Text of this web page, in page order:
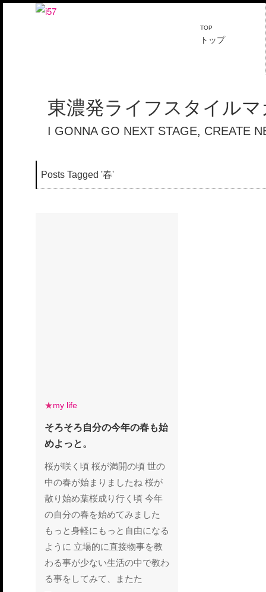
TOP
トップ
東濃発ライフスタイル
I GONNA GO NEXT STAGE, CREATE
Posts Tagged '春'
★my life
そろそろ自分の今年の春も始
めよっと。
桜が咲く頃 桜が満開の頃 世の
中の春が始まりましたね 桜が
散り始め葉桜成り行く頃 今年
の自分の春を始めてみました
もっと身軽にもっと自由になる
ように 立場的に直接物事を教
わる事が少ない生活の中で教わ
る事をしてみて、またた
my life
そろそろ自分の今年の春も始
めよっと。